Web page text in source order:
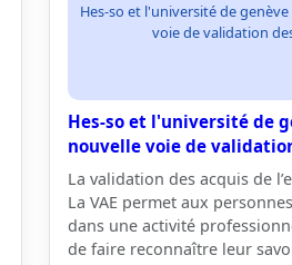
Hes-so et l'université de
voie de validation
Hes-so et l'université de
nouvelle voie de
La validation des acquis de
La VAE permet aux
dans une activité
de faire reconnaître leur